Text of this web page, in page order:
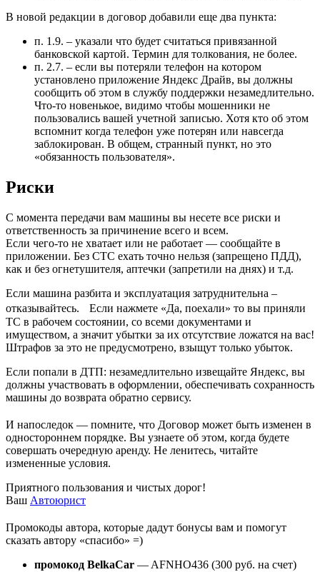
В новой редакции в договор добавили еще два пункта:
п. 1.9. – указали что будет считаться привязанной
банковской картой. Термин для толкования, не более.
п. 2.7. – если вы потеряли телефон на котором
установлено приложение Яндекс Драйв, вы должны
сообщить об этом в службу поддержки незамедлительно.
Что-то новенькое, видимо чтобы мошенники не
пользовались вашей учетной записью. Хотя кто об этом
вспомнит когда телефон уже потерян или навсегда
заблокирован. В общем, странный пункт, но это
«обязанность пользователя».
Риски
С момента передачи вам машины вы несете все риски и
ответственность за причинение всего и всем.
Если чего-то не хватает или не работает — сообщайте в
приложении. Без СТС ехать точно нельзя (запрещено ПДД),
как и без огнетушителя, аптечки (запретили на днях) и т.д.
Если машина разбита и эксплуатация затруднительна –
отказывайтесь. Если нажмете «Да, поехали» то вы приняли
ТС в рабочем состоянии, со всеми документами и
имуществом, а значит убытки за их отсутствие ложатся на вас!
Штрафов за это не предусмотрено, взыщут только убыток.
Если попали в ДТП: незамедлительно извещайте Яндекс, вы
должны участвовать в оформлении, обеспечивать сохранность
машины до возврата обратно сервису.
И напоследок — помните, что Договор может быть изменен в
одностороннем порядке. Вы узнаете об этом, когда будете
совершать очередную аренду. Не ленитесь, читайте
измененные условия.
Приятного пользования и чистых дорог!
Ваш Автоюрист
Промокоды автора, которые дадут бонусы вам и помогут
сказать автору «спасибо» =)
промокод BelkaCar — AFNHO436 (300 руб. на счет)